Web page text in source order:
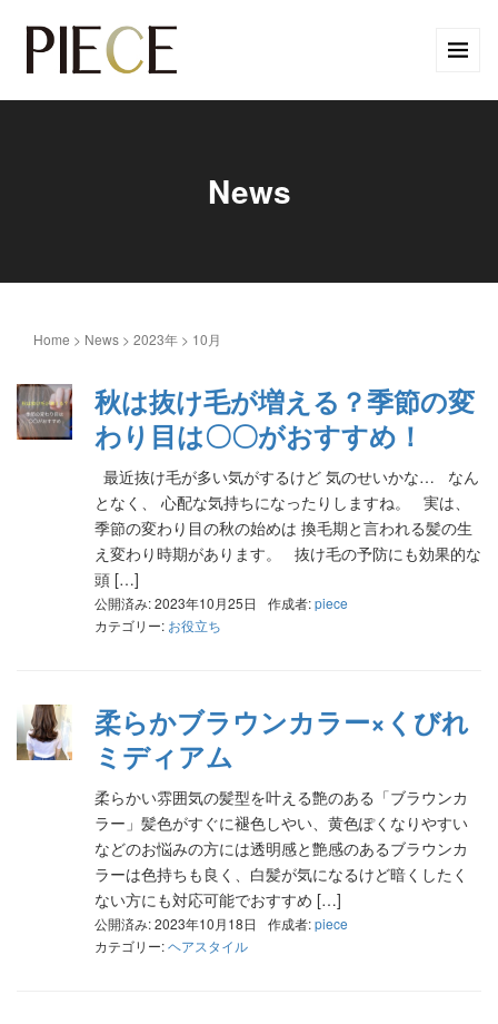
News
Home > News > 2023年 > 10月
秋は抜け毛が増える？季節の変
わり目は〇〇がおすすめ！
最近抜け毛が多い気がするけど 気のせいかな… なん
となく、 心配な気持ちになったりしますね。 実は、
季節の変わり目の秋の始めは 換毛期と言われる髪の生
え変わり時期があります。 抜け毛の予防にも効果的な
頭 […]
公開済み: 2023年10月25日 作成者:piece
カテゴリー: お役立ち
柔らかブラウンカラー×くびれ
ミディアム
柔らかい雰囲気の髪型を叶える艶のある「ブラウンカ
ラー」髪色がすぐに褪色しやい、黄色ぽくなりやすい
などのお悩みの方には透明感と艶感のあるブラウンカ
ラーは色持ちも良く、白髪が気になるけど暗くしたく
ない方にも対応可能でおすすめ […]
公開済み: 2023年10月18日 作成者:piece
カテゴリー:ヘアスタイル